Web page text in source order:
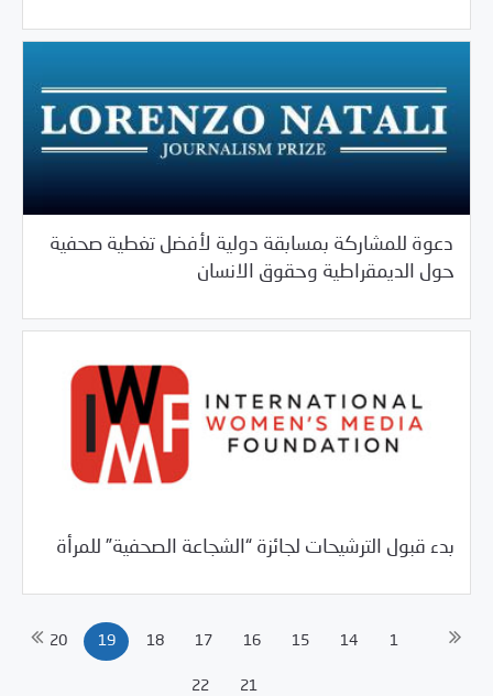
دعوة للمشاركة بمسابقة دولية لأفضل تغطية صحفية
حول الديمقراطية وحقوق الانسان
02/15/2018 خبر بارز/ فرص التدريب و المشاركة
بدء قبول الترشيحات لجائزة “الشجاعة الصحفية” للمرأة
1
14
15
16
17
18
19
20
21
22